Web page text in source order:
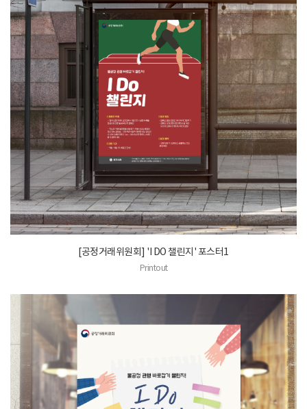
[공정거래위원회] 'I DO 챌린지' 포스터1
Printout